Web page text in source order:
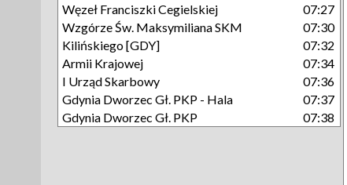
Węzeł Franciszki Cegielskiej
07:27
Wzgórze Św. Maksymiliana SKM
07:30
Kilińskiego [GDY]
07:32
Armii Krajowej
07:34
I Urząd Skarbowy
07:36
Gdynia Dworzec Gł. PKP - Hala
07:37
Gdynia Dworzec Gł. PKP
07:38